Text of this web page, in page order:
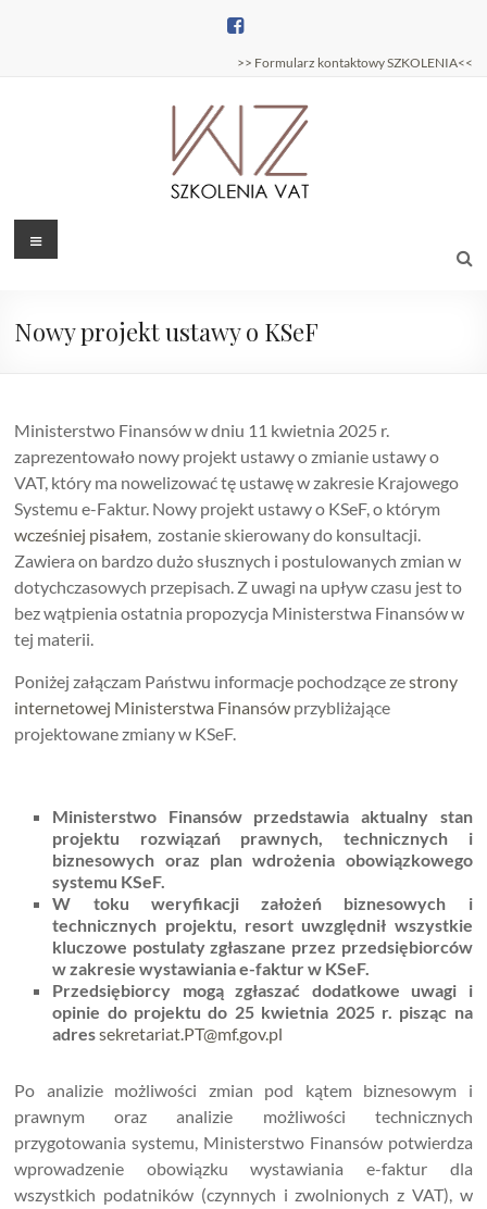
>> Formularz kontaktowy SZKOLENIA<<
Szkolenia
podatkowe –
Menu
Nowy projekt ustawy o KSeF
Ministerstwo Finansów w dniu 11 kwietnia 2025 r.
zaprezentowało nowy projekt ustawy o zmianie ustawy o
VAT, który ma nowelizować tę ustawę w zakresie Krajowego
Systemu e-Faktur. Nowy projekt ustawy o KSeF, o którym
wcześniej pisałem, zostanie skierowany do konsultacji.
Zawiera on bardzo dużo słusznych i postulowanych zmian w
dotychczasowych przepisach. Z uwagi na upływ czasu jest to
bez wątpienia ostatnia propozycja Ministerstwa Finansów w
tej materii.
Poniżej załączam Państwu informacje pochodzące zestrony
internetowej Ministerstwa Finansów przybliżające
projektowane zmiany w KSeF.
Ministerstwo Finansów przedstawia aktualny stan
projektu rozwiązań prawnych, technicznych i
biznesowych oraz plan wdrożenia obowiązkowego
systemu KSeF.
W toku weryfikacji założeń biznesowych i
technicznych projektu, resort uwzględnił wszystkie
kluczowe postulaty zgłaszane przez przedsiębiorców
w zakresie wystawiania e-faktur w KSeF.
Przedsiębiorcy mogą zgłaszać dodatkowe uwagi i
opinie do projektu do 25 kwietnia 2025 r. pisząc na
adressekretariat.PT@mf.gov.pl
Po analizie możliwości zmian pod kątem biznesowym i
prawnym oraz analizie możliwości technicznych
przygotowania systemu, Ministerstwo Finansów potwierdza
wprowadzenie obowiązku wystawiania e-faktur dla
wszystkich podatników (czynnych i zwolnionych z VAT), w